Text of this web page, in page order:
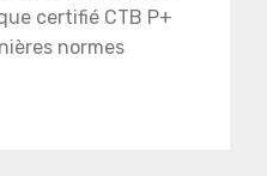
certifié CTB P+
normes